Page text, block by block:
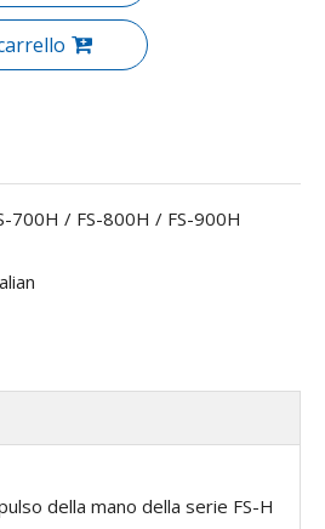
700H / FS-800H / FS-900H
della mano della serie FS-H